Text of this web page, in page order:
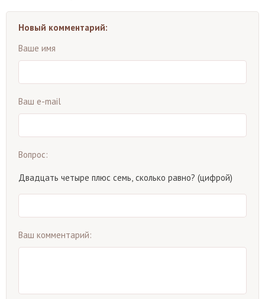
Новый комментарий:
Ваше имя
Ваш e-mail
Вопрос:
Двадцать четыре плюс семь, сколько равно? (цифрой)
Ваш комментарий: